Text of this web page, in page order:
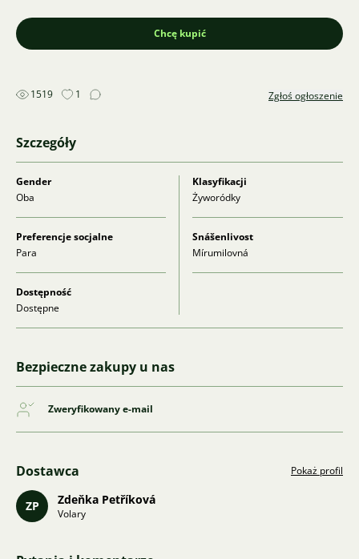
Chcę kupić
1519 1 Zgłoś ogłoszenie
Szczegóły
Gender
Oba
Klasyfikacji
Żyworódky
Preferencje socjalne
Para
Snášenlivost
Mírumilovná
Dostępność
Dostępne
Bezpieczne zakupy u nas
Zweryfikowany e-mail
Dostawca Pokaż profil
ZP Zdeňka Petříková
Volary